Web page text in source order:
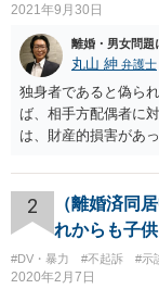
2021年9月30日
離婚・男女問題
丸山 紳 弁護士
独身者であると偽ら
ば、相手方配偶者に
は、財産的損害があ
であることを知って
求が可能です。
を立証できる場合は
2
（離婚済同
れからも子
#DV・暴力 #不起訴 #示
2020年2月7日